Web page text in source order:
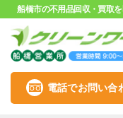
船橋市の不用品回収・買取
電話でお問い合